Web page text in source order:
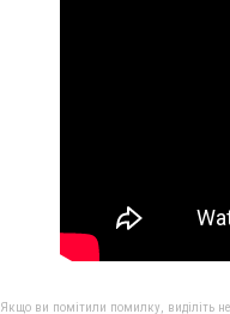
Якщо ви помітили помилку, виділіть